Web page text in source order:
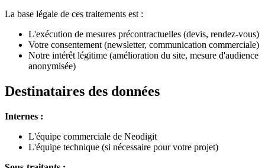
La base légale de ces traitements est :
L'exécution de mesures précontractuelles (devis, rendez-vous)
Votre consentement (newsletter, communication commerciale)
Notre intérêt légitime (amélioration du site, mesure d'audience
anonymisée)
Destinataires des données
Internes :
L'équipe commerciale de Neodigit
L'équipe technique (si nécessaire pour votre projet)